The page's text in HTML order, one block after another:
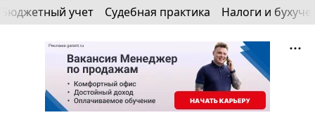
Бюджетный учет Судебная практика Налоги и